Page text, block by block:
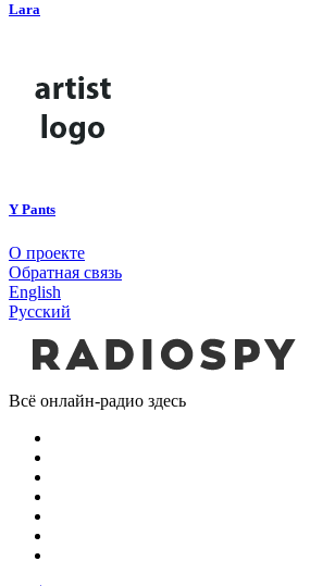
Lara
Y Pants
О проекте
Обратная связь
English
Русский
Всё онлайн-радио здесь